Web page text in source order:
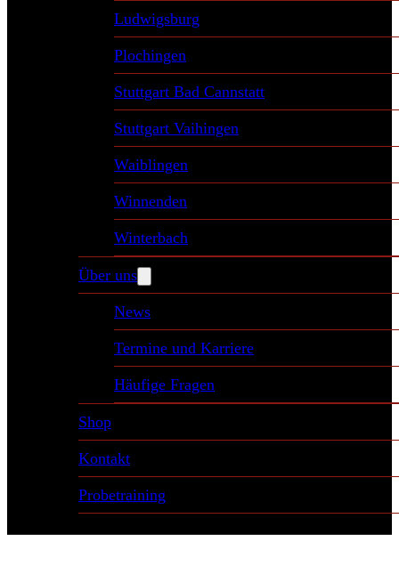
Ludwigsburg
Plochingen
Stuttgart Bad Cannstatt
Stuttgart Vaihingen
Waiblingen
Winnenden
Winterbach
Über uns
News
Termine und Karriere
Häufige Fragen
Shop
Kontakt
Probetraining